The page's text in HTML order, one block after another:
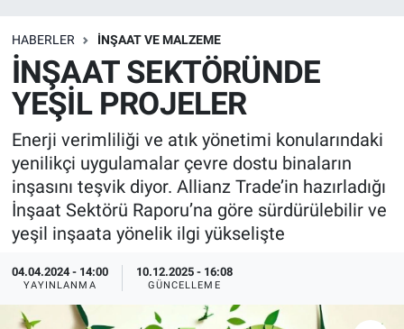
HABERLER İNŞAAT VE MALZEME
İNŞAAT SEKTÖRÜNDE
YEŞİL PROJELER
Enerji verimliliği ve atık yönetimi konularındaki
yenilikçi uygulamalar çevre dostu binaların
inşasını teşvik diyor. Allianz Trade’in hazırladığı
İnşaat Sektörü Raporu’na göre sürdürülebilir ve
yeşil inşaata yönelik ilgi yükselişte
04.04.2024 - 14:00
YAYINLANMA
10.12.2025 - 16:08
GÜNCELLEME
Depolama Çözümleri
İnşaat ve Malzeme
HaberOrtak
EndüstriST
Enerjisini Üreten Fabrikalar
Endüstri 4.0 Uygulamaları